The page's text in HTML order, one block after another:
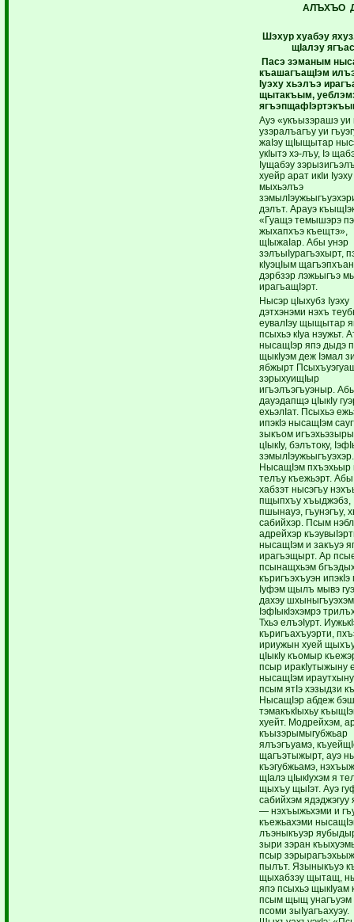
АЛЪХЪО
Шэхур хуабэу
щIалэу
Пасэ зэманым
къашагъащIэм
Iуэху хьэлъэ
щытакъым,
Ауэ «укъызэрашэ
узэралъагъу уи
жаIэу щIыщытар
укIытэ хэ-лъу, Iэ
Iущабэу
хуейр арат икIи Iуэху
мыхьэлъэ
дэлът. Арауэ
«Гуащэ темышэрэ
жыхапхъэ къещтэ»,
щIыжаIар. Абы унэр
зэлъыIурагъэхырт,
кIуэцIым
дэрбзэр лэжьыгъэ
ирагъащIэрт.
Нысэр цIыхубз Iуэху
дэтхэнэми нэхъ
еувалIэу щыщытар
псыхьэ кIуа нэужьт.
нысащIэр япэ дыдэ
щыкIуэм деж Iэмал
ябжырт
зэрыхуищIыр
игъэлъэгъуэныр.
дауэдапщэ цIыкIу
ехьэлIат. Псыхьэ
ипэкIэ нысащIэм
зыкъом
цIыкIу, бэлътоку,
зэмылIэужьыгъуэхэр.
НысащIэм пхъэхьыр
телъу къежьэрт. Абы
хабзэт нысэгъу
пщыпхъу хъыджэбз,
пшынауэ, гъунэгъу,
сабийхэр. Псым
адрейхэр
нысащIэм и закъуэ
ирагъэщырт. Ар
псынащхьэм
къригъэхъуэн ипэкIэ
Iуфэм щылъ мывэ
дахэу
IэфIыкIэхэмрэ
Тхьэ елъэIурт.
къригъахъуэрти,
ириужын хуей
цIыкIу къомыр
псыр иракIутыжыну
нысащIэм ираутхыну
псым ятIэ хэзыдзи
НысащIэр абдеж
тэмакъкIыхьу
хуейт. Модрейхэм,
къызэрымыгубжьар
ялъэгъуамэ,
щагъэтыжырт, ауэ
къэгубжьамэ,
щIалэ цIыкIухэм я
щыхъу щыIэт. Ауэ
сабийхэм ядэджэгуу
— нэхъыжьхэми и
къежьахэми
лъэныкъуэр
зыри зэран
псыр
пылът. Языныкъуэ
щыхабзэу щытащ,
япэ псыхьэ щыкIуам
псым щыщ унагъуэм
псоми зыIуагъахуэу.